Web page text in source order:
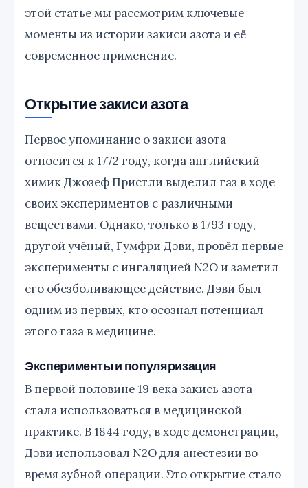
этой статье мы рассмотрим ключевые
моменты из истории закиси азота и её
современное применение.
Открытие закиси азота
Первое упоминание о закиси азота
относится к 1772 году, когда английский
химик Джозеф Пристли выделил газ в ходе
своих экспериментов с различными
веществами. Однако, только в 1793 году,
другой учёный, Гумфри Дэви, провёл первые
эксперименты с ингаляцией N2O и заметил
его обезболивающее действие. Дэви был
одним из первых, кто осознал потенциал
этого газа в медицине.
Эксперименты и популяризация
В первой половине 19 века закись азота
стала использоваться в медицинской
практике. В 1844 году, в ходе демонстрации,
Дэви использовал N2O для анестезии во
время зубной операции. Это открытие стало